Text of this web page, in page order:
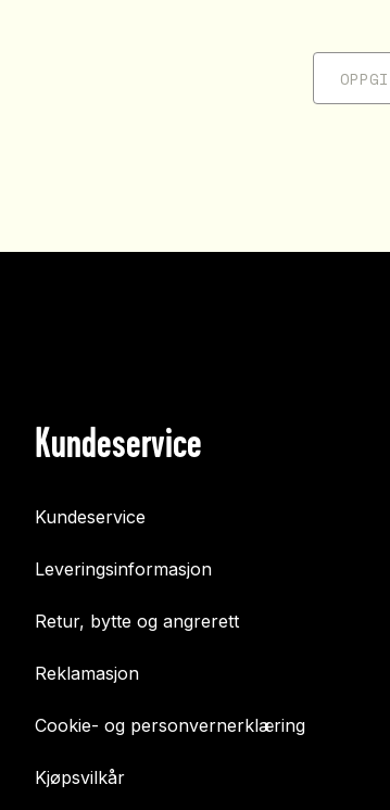
Kundeservice
Kundeservice
Leveringsinformasjon
Retur, bytte og angrerett
Reklamasjon
Cookie- og personvernerklæring
Kjøpsvilkår